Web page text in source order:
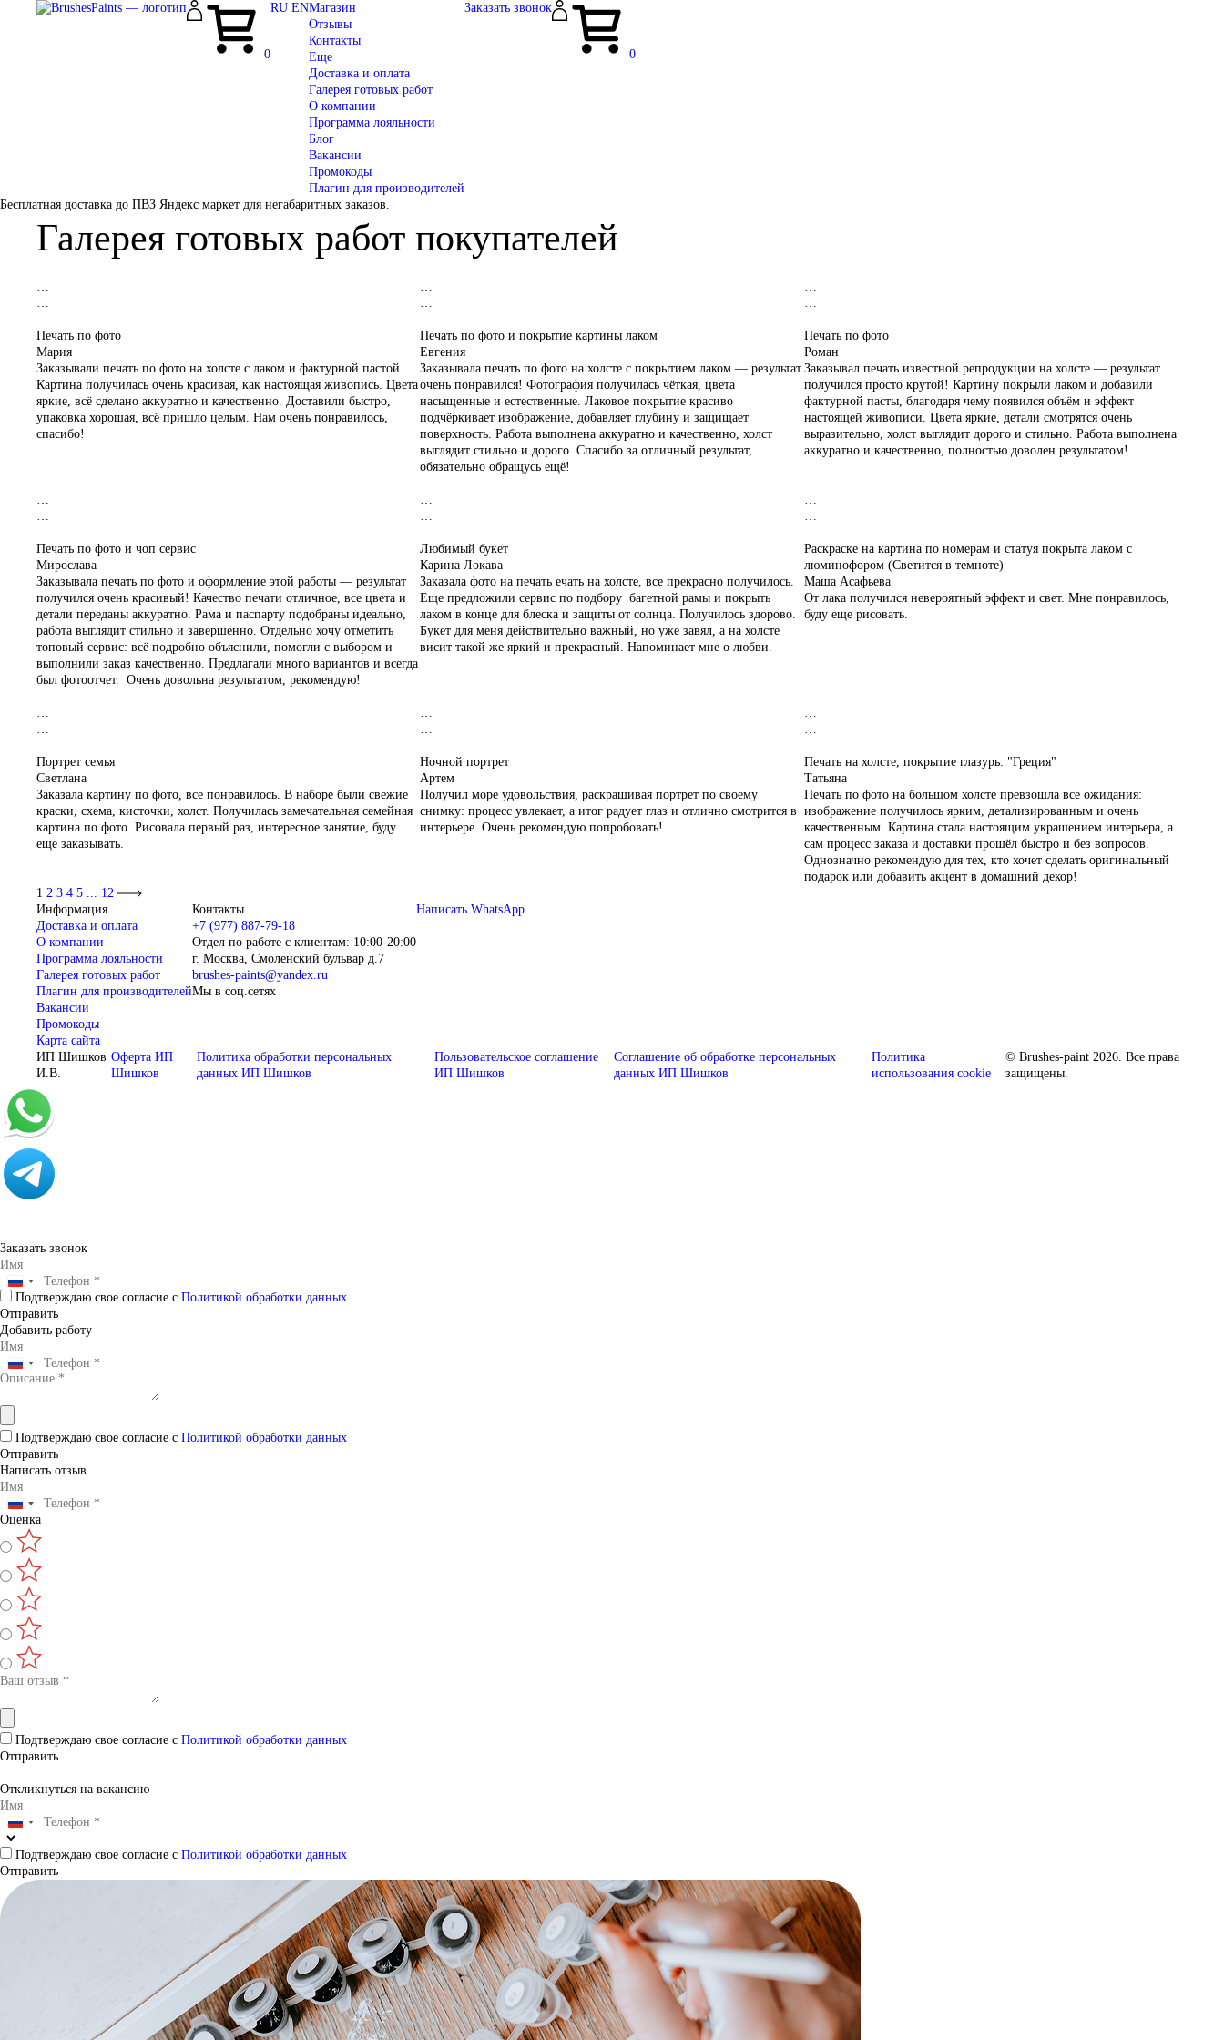
0
RU ENМагазин
Отзывы
Контакты
Еще
Доставка и оплата
Галерея готовых работ
О компании
Программа лояльности
Блог
Вакансии
Промокоды
Плагин для производителей
Заказать звонок
0
Бесплатная доставка до ПВЗ Яндекс маркет для негабаритных заказов.
Галерея готовых работ покупателей
…
…
Печать по фото
Мария
Заказывали печать по фото на холсте с лаком и фактурной пастой.
Картина получилась очень красивая, как настоящая живопись. Цвета
яркие, всё сделано аккуратно и качественно. Доставили быстро,
упаковка хорошая, всё пришло целым. Нам очень понравилось,
спасибо!
…
…
Печать по фото и покрытие картины лаком
Евгения
Заказывала печать по фото на холсте с покрытием лаком — результат
очень понравился! Фотография получилась чёткая, цвета
насыщенные и естественные. Лаковое покрытие красиво
подчёркивает изображение, добавляет глубину и защищает
поверхность. Работа выполнена аккуратно и качественно, холст
выглядит стильно и дорого. Спасибо за отличный результат,
обязательно обращусь ещё!
…
…
Печать по фото
Роман
Заказывал печать известной репродукции на холсте — результат
получился просто крутой! Картину покрыли лаком и добавили
фактурной пасты, благодаря чему появился объём и эффект
настоящей живописи. Цвета яркие, детали смотрятся очень
выразительно, холст выглядит дорого и стильно. Работа выполнена
аккуратно и качественно, полностью доволен результатом!
…
…
Печать по фото и чоп сервис
Мирослава
Заказывала печать по фото и оформление этой работы — результат
получился очень красивый! Качество печати отличное, все цвета и
детали переданы аккуратно. Рама и паспарту подобраны идеально,
работа выглядит стильно и завершённо. Отдельно хочу отметить
топовый сервис: всё подробно объяснили, помогли с выбором и
выполнили заказ качественно. Предлагали много вариантов и всегда
был фотоотчет. Очень довольна результатом, рекомендую!
…
…
Любимый букет
Карина Локава
Заказала фото на печать ечать на холсте, все прекрасно получилось.
Еще предложили сервис по подбору багетной рамы и покрыть
лаком в конце для блеска и защиты от солнца. Получилось здорово.
Букет для меня действительно важный, но уже завял, а на холсте
висит такой же яркий и прекрасный. Напоминает мне о любви.
…
…
Раскраске на картина по номерам и статуя покрыта лаком с
люминофором (Светится в темноте)
Маша Асафьева
От лака получился невероятный эффект и свет. Мне понравилось,
буду еще рисовать.
…
…
Портрет семья
Светлана
Заказала картину по фото, все понравилось. В наборе были свежие
краски, схема, кисточки, холст. Получилась замечательная семейная
картина по фото. Рисовала первый раз, интересное занятие, буду
еще заказывать.
…
…
Ночной портрет
Артем
Получил море удовольствия, раскрашивая портрет по своему
снимку: процесс увлекает, а итог радует глаз и отлично смотрится в
интерьере. Очень рекомендую попробовать!
…
…
Печать на холсте, покрытие глазурь: "Греция"
Татьяна
Печать по фото на большом холсте превзошла все ожидания:
изображение получилось ярким, детализированным и очень
качественным. Картина стала настоящим украшением интерьера, а
сам процесс заказа и доставки прошёл быстро и без вопросов.
Однозначно рекомендую для тех, кто хочет сделать оригинальный
подарок или добавить акцент в домашний декор!
1 2 3 4 5 ... 12
Информация
Доставка и оплата
О компании
Программа лояльности
Галерея готовых работ
Плагин для производителей
Вакансии
Промокоды
Карта сайта
Контакты
+7 (977) 887-79-18
Отдел по работе с клиентам: 10:00-20:00
г. Москва, Смоленский бульвар д.7
brushes-paints@yandex.ru
Мы в соц.сетях
Написать WhatsApp
ИП Шишков
И.В.
Оферта ИП
Шишков
Политика обработки персональных
данных ИП Шишков
Пользовательское соглашение
ИП Шишков
Соглашение об обработке персональных
данных ИП Шишков
Политика
использования cookie
© Brushes-paint 2026. Все права
защищены.
Заказать звонок
Подтверждаю свое согласие с Политикой обработки данных
Отправить
Добавить работу
Подтверждаю свое согласие с Политикой обработки данных
Отправить
Написать отзыв
Оценка
Подтверждаю свое согласие с Политикой обработки данных
Отправить
Откликнуться на вакансию
Подтверждаю свое согласие с Политикой обработки данных
Отправить